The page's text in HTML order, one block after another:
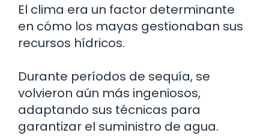
El clima era un factor determinante
en cómo los mayas gestionaban sus
recursos hídricos.
Durante períodos de sequía, se
volvieron aún más ingeniosos,
adaptando sus técnicas para
garantizar el suministro de agua.